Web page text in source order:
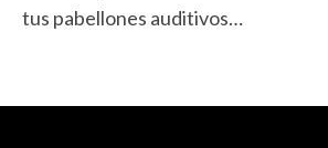
tus pabellones auditivos…